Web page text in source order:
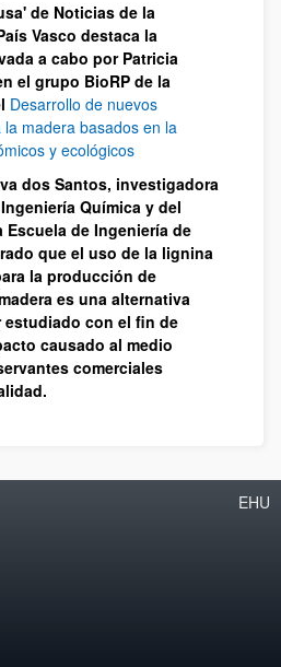
de Noticias de la
Vasco destaca la
a cabo por Patricia
el grupo BioRP de la
Desarrollo de nuevos
madera basados en la
y ecológicos
dos Santos, investigadora
Química y del
Escuela de Ingeniería de
que el uso de la lignina
la producción de
es una alternativa
estudiado con el fin de
causado al medio
comerciales
EHU